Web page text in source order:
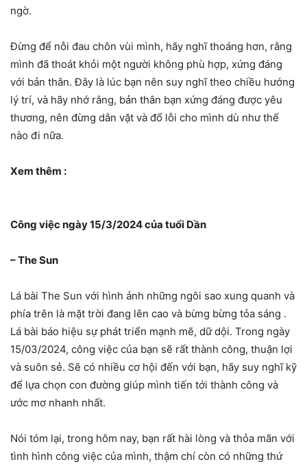
ngờ.
Đừng để nỗi đau chôn vùi mình, hãy nghĩ thoáng hơn, rằng
mình đã thoát khỏi một người không phù hợp, xứng đáng
với bản thân. Đây là lúc bạn nên suy nghĩ theo chiều hướng
lý trí, và hãy nhớ rằng, bản thân bạn xứng đáng được yêu
thương, nên đừng dằn vặt và đổ lỗi cho mình dù như thế
nào đi nữa.
Xem thêm :
Công việc ngày 15/3/2024 của tuổi Dần
– The Sun
Lá bài The Sun với hình ảnh những ngôi sao xung quanh và
phía trên là mặt trời đang lên cao và bừng bừng tỏa sáng .
Lá bài báo hiệu sự phát triển mạnh mẽ, dữ dội. Trong ngày
15/03/2024, công việc của bạn sẽ rất thành công, thuận lợi
và suôn sẻ. Sẽ có nhiều cơ hội đến với bạn, hãy suy nghĩ kỹ
để lựa chọn con đường giúp mình tiến tới thành công và
ước mơ nhanh nhất.
Nói tóm lại, trong hôm nay, bạn rất hài lòng và thỏa mãn với
tình hình công việc của mình, thậm chí còn có những thứ